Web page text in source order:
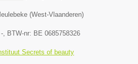
(West-Vlaanderen)
- , BTW-nr: BE 0685758326
Secrets of beauty